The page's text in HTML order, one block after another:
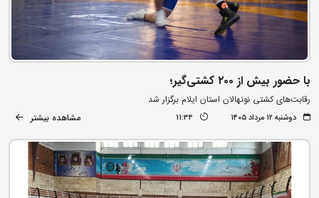
با حضور بیش از ۲۰۰ کشتی‌گیر؛
رقابت‌های کشتی نونهالان استان ایلام برگزار شد
دوشنبه ۱۲ مرداد ۱۴۰۵ 11:34 مشاهده بیشتر